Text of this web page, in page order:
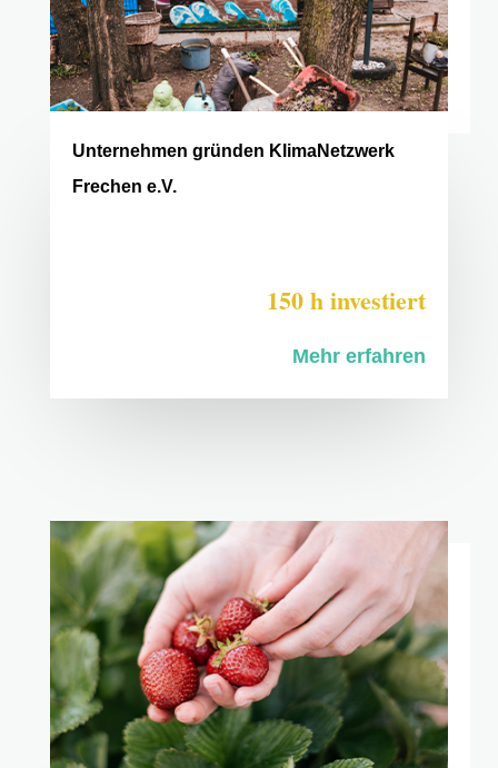
Unternehmen gründen KlimaNetzwerk
Frechen e.V.
150 h investiert
Mehr erfahren